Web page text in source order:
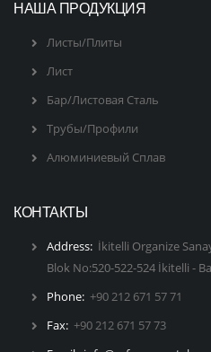
НАША ПРОДУКЦИЯ
Листы/Плиты
Лист
Бар/Листовая Сталь
Трубы/Профили
Алюминиевый Сплав
КОНТАКТЫ
Address: İkitelli Organize
Blok No:520-522-524 İkitelli -
Phone: +90 212 671 57 71
Fax: +90 212 671 57 73